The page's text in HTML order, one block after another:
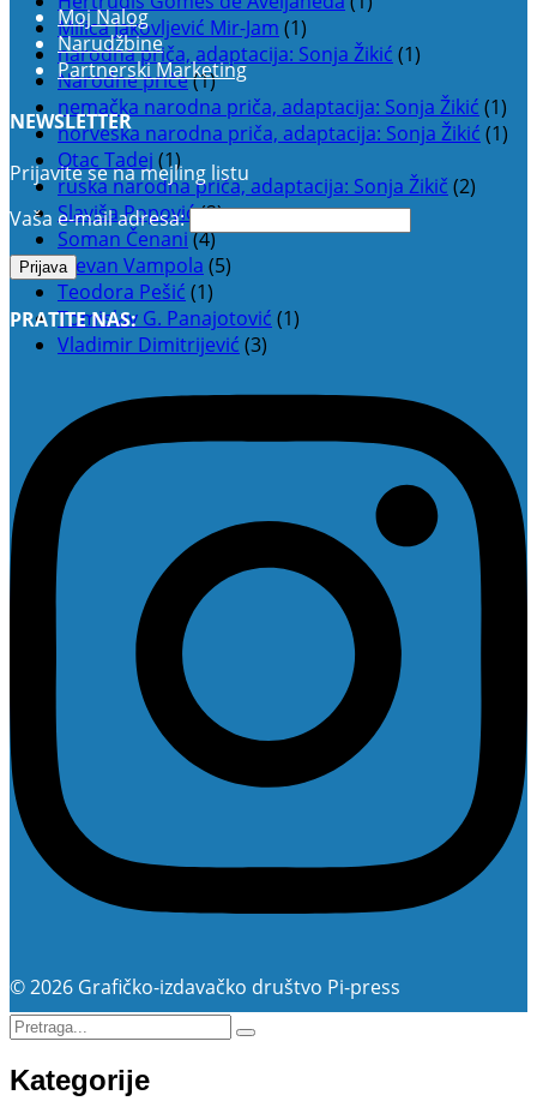
Milica Jakovljević Mir-Jam (1)
narodna priča, adaptacija: Sonja Žikić (1)
Narodne priče(1)
nemačka narodna priča, adaptacija: Sonja Žikić (1)
norveška narodna priča, adaptacija: Sonja Žikić (1)
Otac Tadej (1)
ruska narodna priča, adaptacija: Sonja Žikič (2)
Slaviša Popović(2)
Soman Čenani (4)
Stevan Vampola (5)
Teodora Pešić (1)
Tomislav G. Panajotović (1)
Vladimir Dimitrijević (3)
Moj Nalog
Narudžbine
Partnerski Marketing
NEWSLETTER
Prijavite se na mejling listu
Vaša e-mail adresa:
PRATITE NAS:
© 2026 Grafičko-izdavačko društvo Pi-press
Kategorije